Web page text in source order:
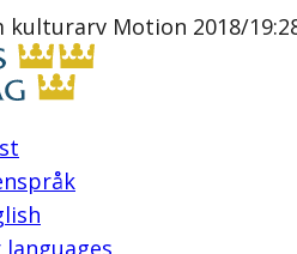
kulturarv Motion 2018/